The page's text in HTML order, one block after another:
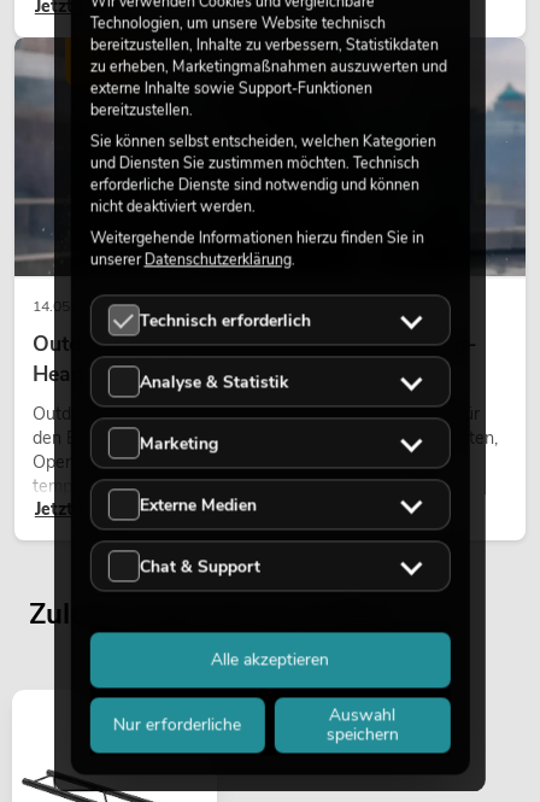
Gestaltungsmittel: Es schafft Atmosphäre, gibt Szenen
Charakter und kann technische LED-Setups emotionaler
wirken lassen.
Jetzt lesen
14.05.2026
Outdoor Moving-Heads: Wetterfeste Moving-
Heads bei Events
Outdoor Moving-Heads sind bewegliche Scheinwerfer für
den Einsatz im Freien. Sie werden bei Festivals, Stadtfesten,
Open-Air-Konzerten, Architekturinszenierungen und
temporären Außeninstallationen eingesetzt.
Jetzt lesen
LICHT
Zuletzt angesehene Artikel
Technologien, um unsere Website technisch
bereitzustellen, Inhalte zu verbessern, Statistikdaten
zu erheben, Marketingmaßnahmen auszuwerten und
externe Inhalte sowie Support-Funktionen
bereitzustellen.
Sie können selbst entscheiden, welchen Kategorien
und Diensten Sie zustimmen möchten. Technisch
erforderliche Dienste sind notwendig und können
nicht deaktiviert werden.
Weitergehende Informationen hierzu finden Sie in
unsererDatenschutzerklärung.
Technisch erforderlich
Analyse & Statistik
Marketing
Externe Medien
Chat & Support
Nur erforderliche
Auswahl
speichern
Alle akzeptieren